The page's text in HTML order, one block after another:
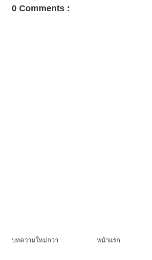
0 Comments :
บทความใหม่กว่า หน้าแรก